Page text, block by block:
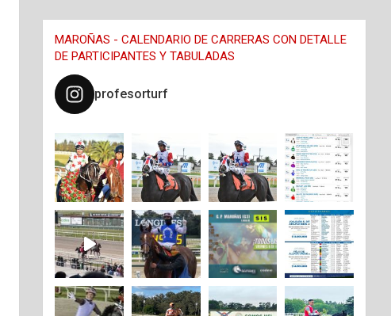
c
h
MAROÑAS - CALENDARIO DE CARRERAS CON DETALLE
DE PARTICIPANTES Y TABULADAS
profesorturf